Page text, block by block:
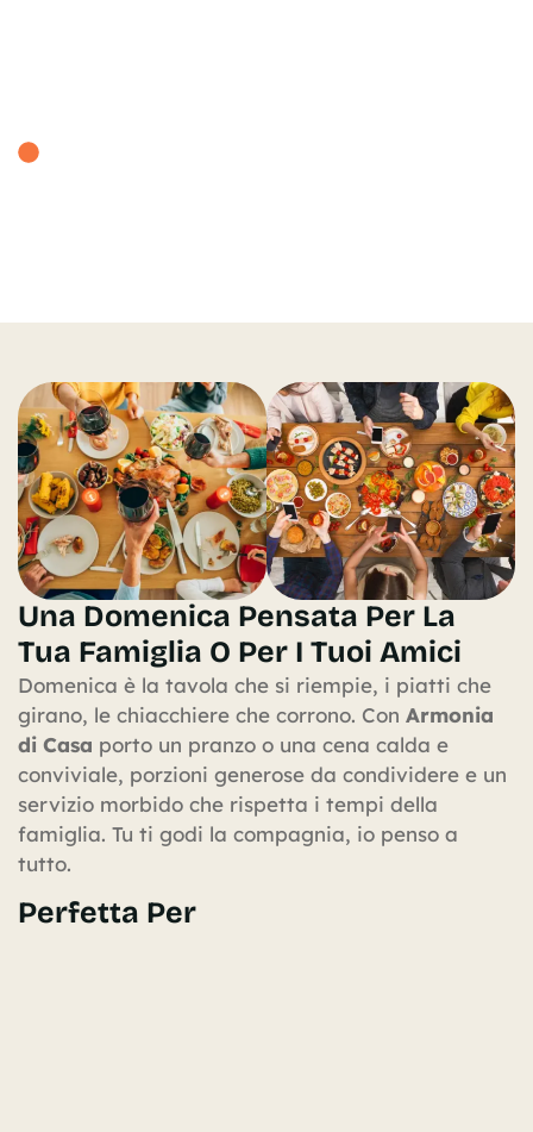
Una Domenica Pensata Per La
Tua Famiglia O Per I Tuoi Amici
Domenica è la tavola che si riempie, i piatti che
girano, le chiacchiere che corrono. Con Armonia
di Casa porto un pranzo o una cena calda e
conviviale, porzioni generose da condividere e un
servizio morbido che rispetta i tempi della
famiglia. Tu ti godi la compagnia, io penso a
tutto.
Perfetta Per